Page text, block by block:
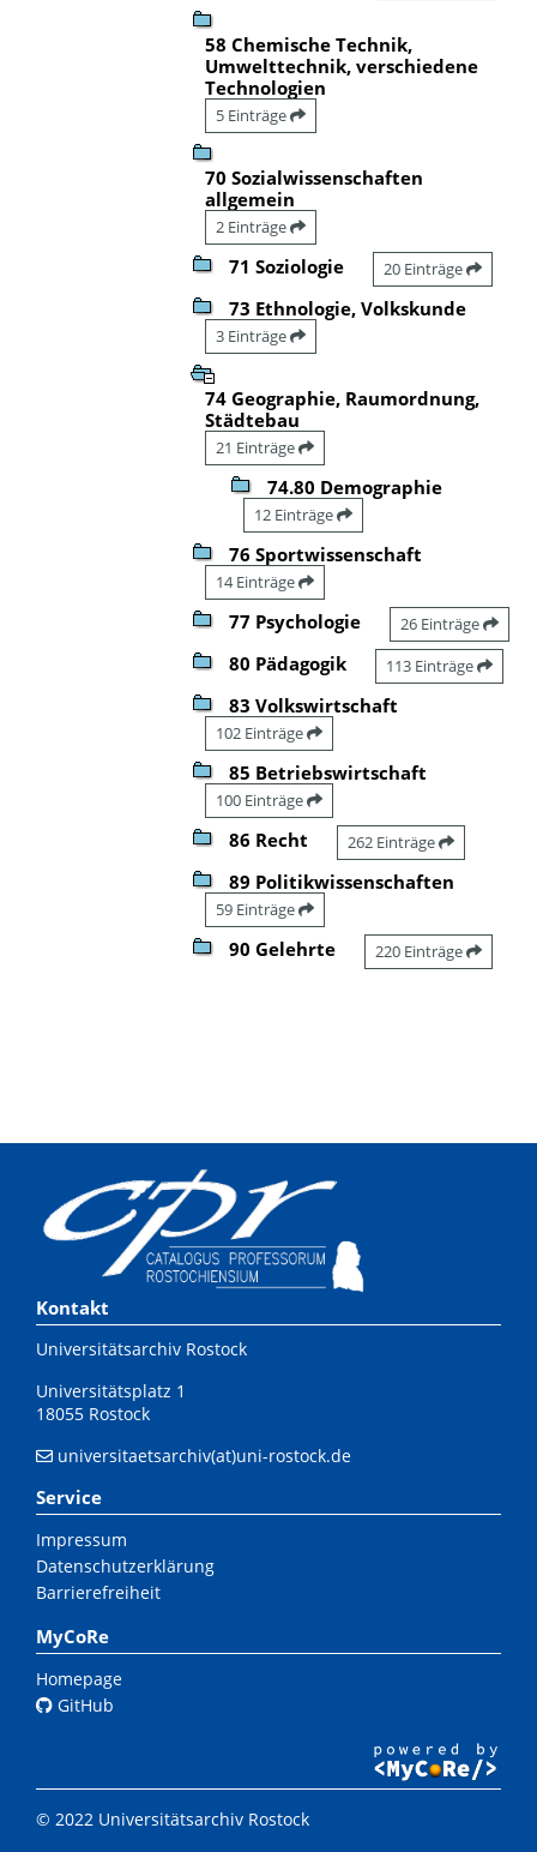
58 Chemische Technik,
Umwelttechnik, verschiedene
Technologien
5 Einträge
70 Sozialwissenschaften
allgemein
2 Einträge
71 Soziologie 20 Einträge
73 Ethnologie, Volkskunde
3 Einträge
74 Geographie, Raumordnung,
Städtebau
21 Einträge
74.80 Demographie
12 Einträge
76 Sportwissenschaft
14 Einträge
77 Psychologie 26 Einträge
80 Pädagogik 113 Einträge
83 Volkswirtschaft
102 Einträge
85 Betriebswirtschaft
100 Einträge
86 Recht 262 Einträge
89 Politikwissenschaften
59 Einträge
90 Gelehrte 220 Einträge
Kontakt
Universitätsarchiv Rostock
Universitätsplatz 1
18055 Rostock
universitaetsarchiv(at)uni-rostock.de
Service
Impressum
Datenschutzerklärung
Barrierefreiheit
MyCoRe
Homepage
GitHub
© 2022 Universitätsarchiv Rostock